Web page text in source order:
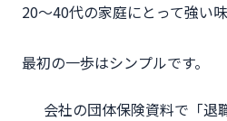
20〜40代の家庭にとって強い味
最初の一歩はシンプルです。
会社の団体保険資料で「退